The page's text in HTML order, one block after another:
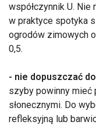
współczynnik U.
w praktyce spotyka
ogrodów zimowych
0,5.
- nie dopuszczać
szyby powinny mieć
słonecznymi. Do
refleksyjną lub